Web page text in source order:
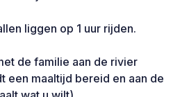
liggen op 1 uur rijden.
de familie aan de rivier
een maaltijd bereid en aan de